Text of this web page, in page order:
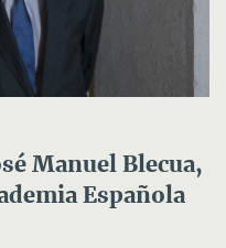
Manuel Blecua,
Española